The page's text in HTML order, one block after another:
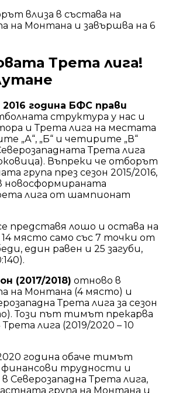
влиза в състава на
на Монтана и завършва на 6
Трета лига!
година БФС прави
структура у нас и
и Трета лига на местата
„А“, „Б“ и четирите „В“
Трета лига
Въпреки че отборът
група през сезон 2015/2016,
новосформираната
лига от шампионат
представя лошо и остава на
място само със 7 точки от
един равен и 25 загуби,
(2017/2018) отново в
на Монтана (4 място) и
Трета лига за сезон
Този път тимът прекарва
лига (2019/2020 – 10
година обаче тимът
трудности и
Северозападна Трета лига,
група на Монтана и